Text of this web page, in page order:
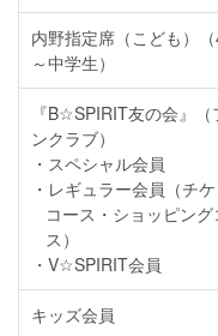
内野指定席（こども）
～中学生）
『B☆SPIRIT友の会』（
ンクラブ）
スペシャル会員
レギュラー会員（チケ
コース・ショッピング
ス）
V☆SPIRIT会員
キッズ会員